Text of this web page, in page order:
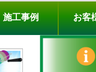
施工事例 お客